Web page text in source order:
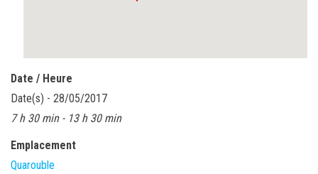
Date / Heure
Date(s) - 28/05/2017
7 h 30 min - 13 h 30 min
Emplacement
Quarouble